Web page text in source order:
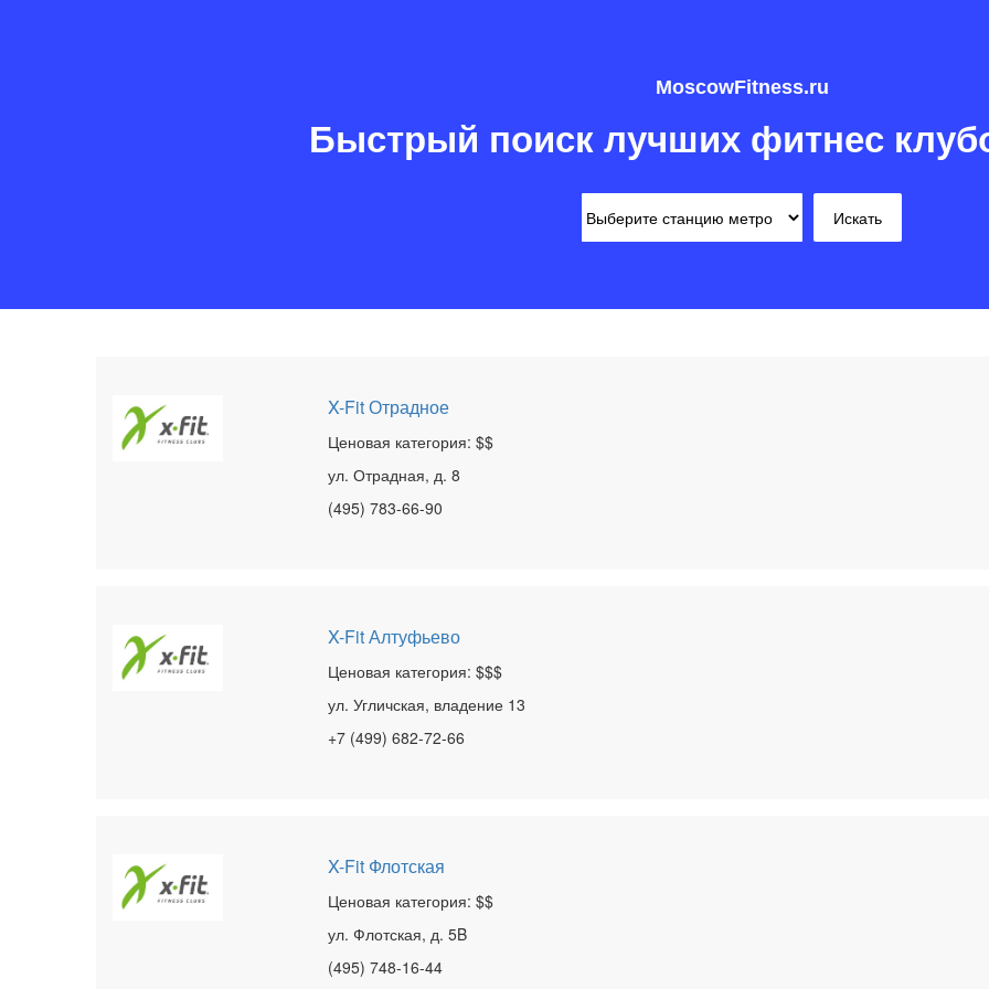
MoscowFitness.ru
Быстрый поиск лучших фитнес
X-Fit Отрадное
Ценовая категория: $$
ул. Отрадная, д. 8
(495) 783-66-90
X-Fit Алтуфьево
Ценовая категория: $$$
ул. Угличская, владение 13
+7 (499) 682-72-66
X-Fit Флотская
Ценовая категория: $$
ул. Флотская, д. 5B
(495) 748-16-44